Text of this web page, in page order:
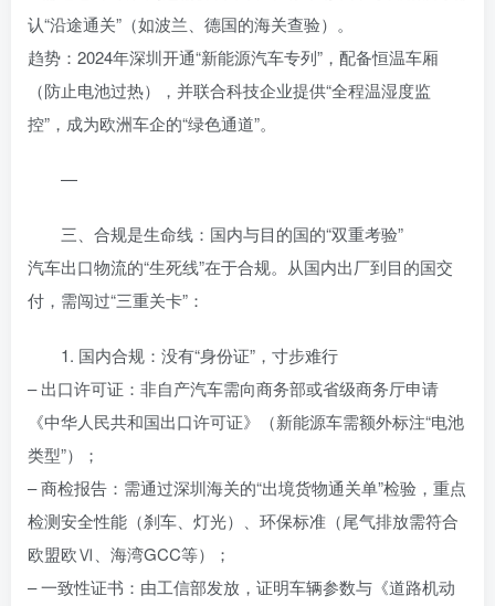
认“沿途通关”（如波兰、德国的海关查验）。
趋势：2024年深圳开通“新能源汽车专列”，配备恒温车厢
（防止电池过热），并联合科技企业提供“全程温湿度监
控”，成为欧洲车企的“绿色通道”。
—
三、合规是生命线：国内与目的国的“双重考验”
汽车出口物流的“生死线”在于合规。从国内出厂到目的国交
付，需闯过“三重关卡”：
1. 国内合规：没有“身份证”，寸步难行
– 出口许可证：非自产汽车需向商务部或省级商务厅申请
《中华人民共和国出口许可证》（新能源车需额外标注“电池
类型”）；
– 商检报告：需通过深圳海关的“出境货物通关单”检验，重点
检测安全性能（刹车、灯光）、环保标准（尾气排放需符合
欧盟欧Ⅵ、海湾GCC等）；
– 一致性证书：由工信部发放，证明车辆参数与《道路机动